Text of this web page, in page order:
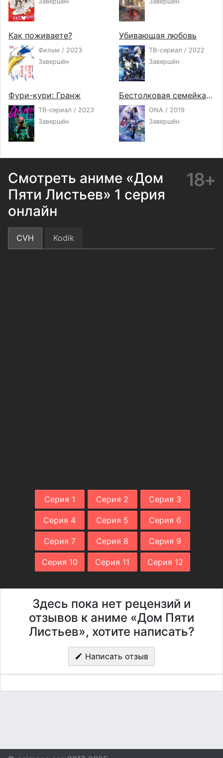
Как поживаете?
Фильм / 2023
Завершён
Убивающая любовь
ТВ-сериал / 2022
Завершён
Фури-кури: Гранж
ТВ-сериал / 2023
Завершён
Бестолковая семейка оммёдзи
ONA / 2019
Завершён
Смотреть аниме «Дом
Пяти Листьев» 1 серия
онлайн
18+
CVH Kodik
Серия 1 Серия 2 Серия 3
Серия 4 Серия 5 Серия 6
Серия 7 Серия 8 Серия 9
Серия 10 Серия 11 Серия 12
Здесь пока нет рецензий и
отзывов к аниме «Дом Пяти
Листьев», хотите написать?
Написать отзыв